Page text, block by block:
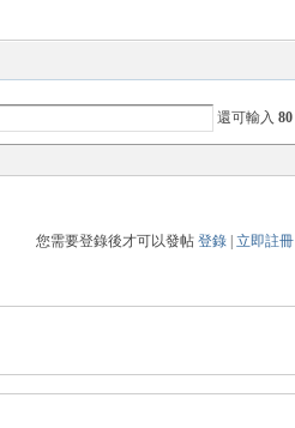
還可輸入 80
您需要登錄後才可以發帖 登錄| 立即註冊